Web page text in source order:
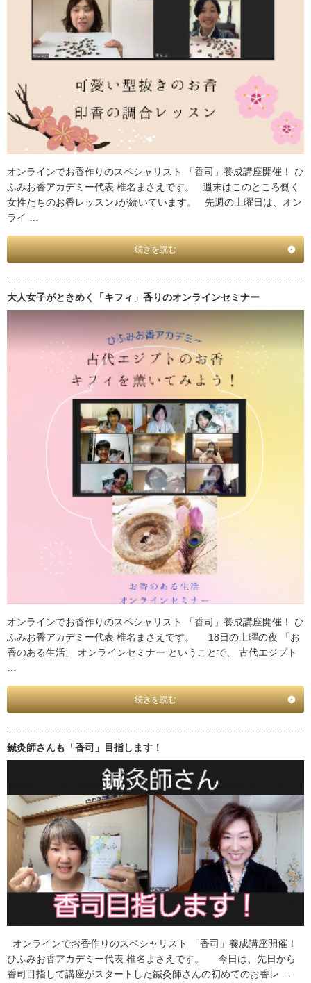
オンラインでお香作りのスペシャリスト 「香司」養成講座開催！ ひ
ふみお香アカデミー代表 椎名まさえです。 週末はこのところ働く
女性たちのお香レッスン♪が続いています。 先週の土曜日は、オン
ライ …
続きを読む
大人女子がときめく「キフィ」香りのオンラインセミナー
オンラインでお香作りのスペシャリスト 「香司」養成講座開催！ ひ
ふみお香アカデミー代表 椎名まさえです。 18日の土曜の夜 「お
香のある生活」 オンラインセミナー ということで、 古代エジプト
続きを読む
鍼灸師さんも「香司」目指します！
オンラインでお香作りのスペシャリスト 「香司」養成講座開催！
ひふみお香アカデミー代表 椎名まさえです。 今日は、先日から
香司目指して講座がスタートした鍼灸師さんの初めてのお香レ …